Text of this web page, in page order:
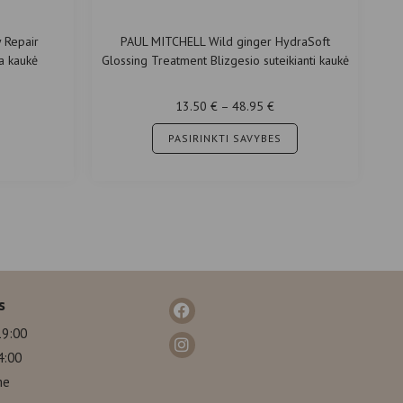
Repair
kaukė
PAUL MITCHELL Wild ginger HydraSoft
Glossing Treatment Blizgesio suteikianti kaukė
13.50 € – 48.95 €
PASIRINKTI SAVYBES